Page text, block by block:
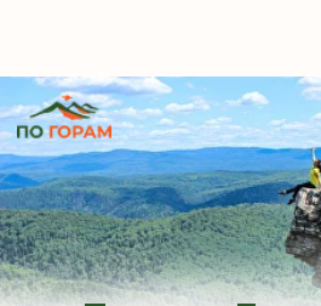
Туры в
из Барнаула